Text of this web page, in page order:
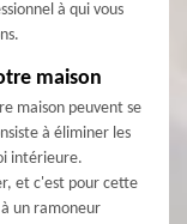
à qui vous
maison
maison peuvent se
à éliminer les
intérieure.
et c'est pour cette
un ramoneur